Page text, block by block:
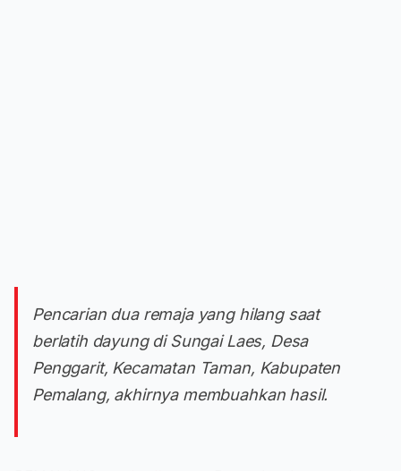
Pencarian dua remaja yang hilang saat
berlatih dayung di Sungai Laes, Desa
Penggarit, Kecamatan Taman, Kabupaten
Pemalang, akhirnya membuahkan hasil.